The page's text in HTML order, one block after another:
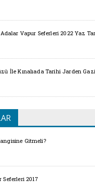
Vapur Seferleri 2022 Yaz
İle Kınalıada Tarihi Jarden
Gitmeli?
2017